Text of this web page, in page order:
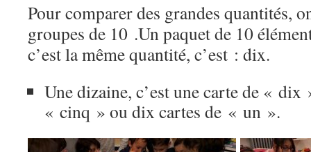
Pour comparer des grandes quantités,
groupes de 10 .Un paquet de 10
c’est la même quantité, c’est : dix.
Une dizaine, c’est une carte de « dix
« cinq » ou dix cartes de « un ».